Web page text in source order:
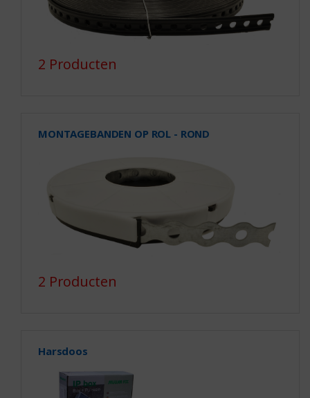
2 Producten
MONTAGEBANDEN OP ROL - ROND
2 Producten
Harsdoos